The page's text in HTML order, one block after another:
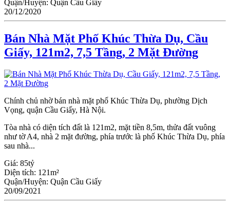
Quận/Huyện: Quận Cầu Giấy
20/12/2020
Bán Nhà Mặt Phố Khúc Thừa Dụ, Cầu
Giấy, 121m2, 7,5 Tầng, 2 Mặt Đường
Chính chủ nhờ bán nhà mặt phố Khúc Thừa Dụ, phường Dịch
Vọng, quận Cầu Giấy, Hà Nội.
Tòa nhà có diện tích đất là 121m2, mặt tiền 8,5m, thửa đất vuông
như tờ A4, nhà 2 mặt đường, phía trước là phố Khúc Thừa Dụ, phía
sau nhà...
Giá: 85tỷ
Diện tích: 121m²
Quận/Huyện: Quận Cầu Giấy
20/09/2021